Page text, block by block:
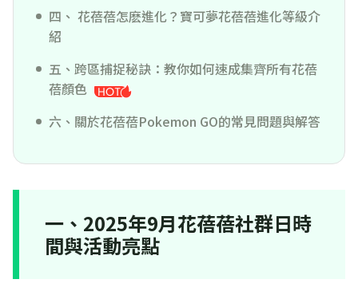
四、 花蓓蓓怎麽進化？寶可夢花蓓蓓進化等級介
紹
五、跨區捕捉秘訣：教你如何速成集齊所有花蓓
蓓顏色
六、關於花蓓蓓Pokemon GO的常見問題與解答
一、2025年9月花蓓蓓社群日時
間與活動亮點